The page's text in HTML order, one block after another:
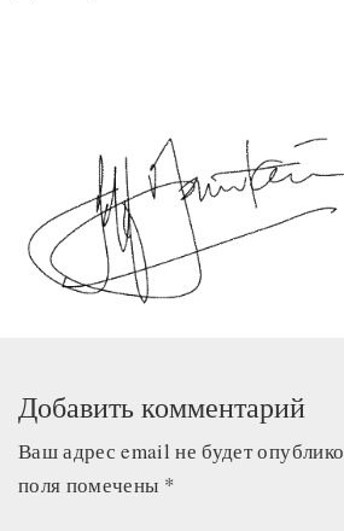
Добавить комментарий
Ваш адрес email не будет
поля помечены *